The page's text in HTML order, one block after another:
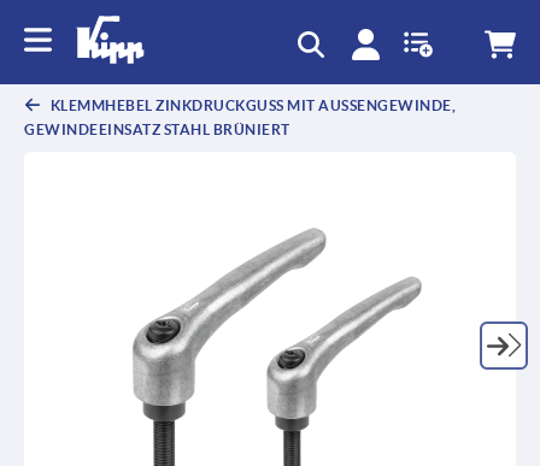
KLEMMHEBEL ZINKDRUCKGUSS MIT AUSSENGEWINDE, G
EWINDEEINSATZ STAHL BRÜNIERT